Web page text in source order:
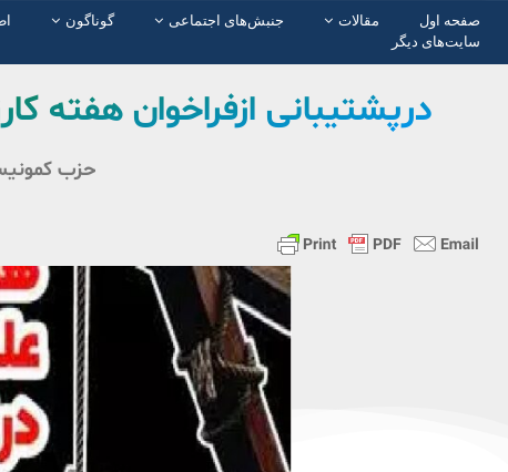
صفحە اول مقالات جنبش‌های اجتماعی گوناگون
سایت‌های دیگر
درپشتیبانی ازفراخوان هفته
حزب